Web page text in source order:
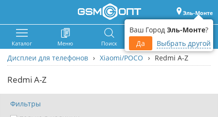
Ваш Город Эль-Монте?
Да
Выбрать другой
Эль-Монте
Каталог Меню Поиск Корзина Войти
Дисплеи для телефонов › Xiaomi/POCO › Redmi A-Z
Redmi A-Z
Фильтры